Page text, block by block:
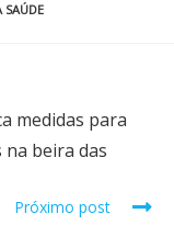
SAÚDE
medidas para
beira das
Próximo post